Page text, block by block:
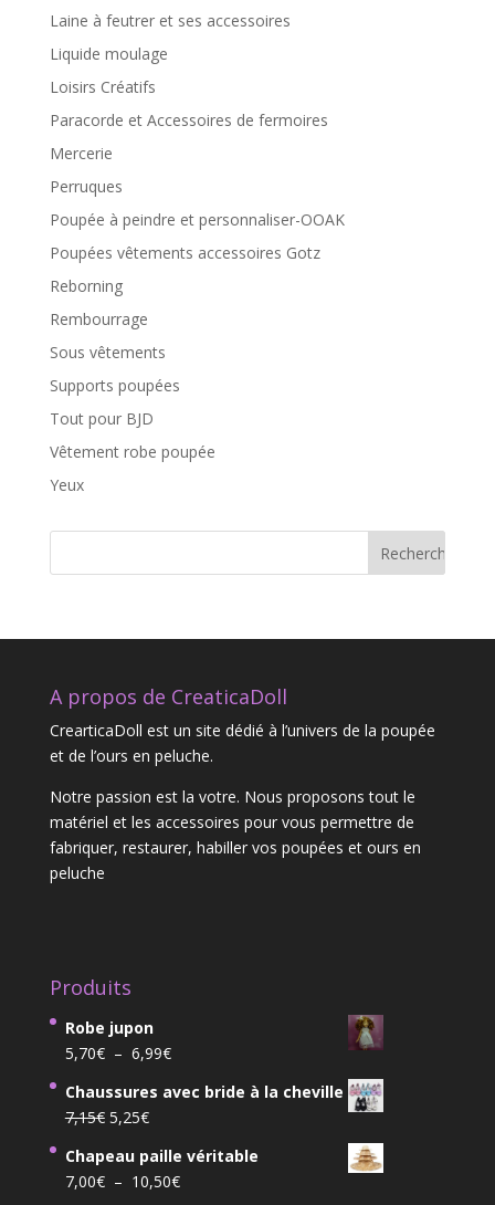
Laine à feutrer et ses accessoires
Liquide moulage
Loisirs Créatifs
Paracorde et Accessoires de fermoires
Mercerie
Perruques
Poupée à peindre et personnaliser-OOAK
Poupées vêtements accessoires Gotz
Reborning
Rembourrage
Sous vêtements
Supports poupées
Tout pour BJD
Vêtement robe poupée
Yeux
A propos de CreaticaDoll
CrearticaDoll est un site dédié à l’univers de la poupée
et de l’ours en peluche.
Notre passion est la votre. Nous proposons tout le
matériel et les accessoires pour vous permettre de
fabriquer, restaurer, habiller vos poupées et ours en
peluche
Produits
Robe jupon
5,70€ – 6,99€Plage
prix :
à
6,99€
Chaussures avec bride à la cheville
7,15€ Le
initial
était :
5,25€Le
actuel
est :
Chapeau paille véritable
7,00€ – 10,50€Plage